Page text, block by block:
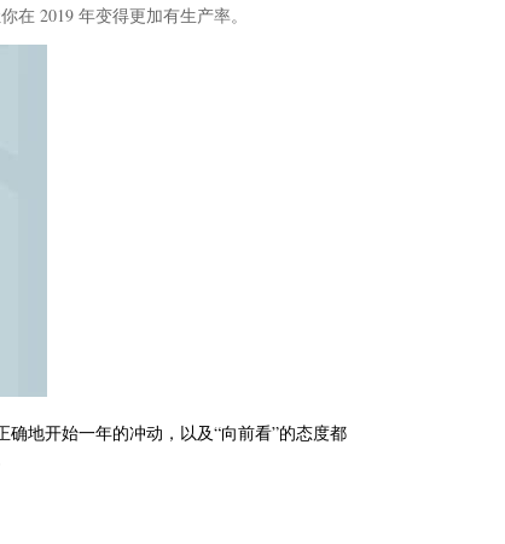
在 2019 年变得更加有生产率。
地开始一年的冲动，以及“向前看”的态度都